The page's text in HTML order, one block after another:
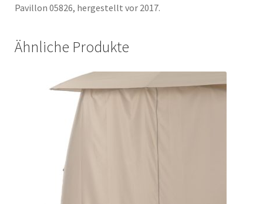
Pavillon 05826, hergestellt vor 2017.
Ähnliche Produkte